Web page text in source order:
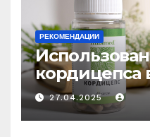
РЕКОМЕНДАЦИИ
кордицепса
медицине:
средство
и истощения
27.04.2025